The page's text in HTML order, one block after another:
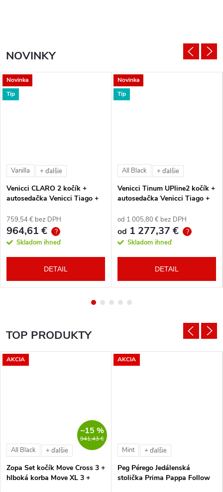
NOVINKY
Novinka
Tip
Vanilla + ďalšie
Venicci CLARO 2 kočík +
autosedačka Venicci Tiago +
759,54 € bez DPH
964,61 € ?
Skladom ihneď
DETAIL
Novinka
Tip
All Black + ďalšie
Venicci Tinum UPline2 kočík +
autosedačka Venicci Tiago +
od 1 005,80 € bez DPH
od 1 277,37 € ?
Skladom ihneď
DETAIL
TOP PRODUKTY
AKCIA
941,43 €
–15 %
All Black + ďalšie
Zopa Set kočík Move Cross 3 +
hlboká korba Move XL 3 +
AKCIA
Mint + ďalšie
Peg Pérego Jedálenská
stolička Prima Pappa Follow